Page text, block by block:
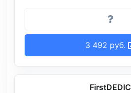
3 492 руб.
FirstDEDIC